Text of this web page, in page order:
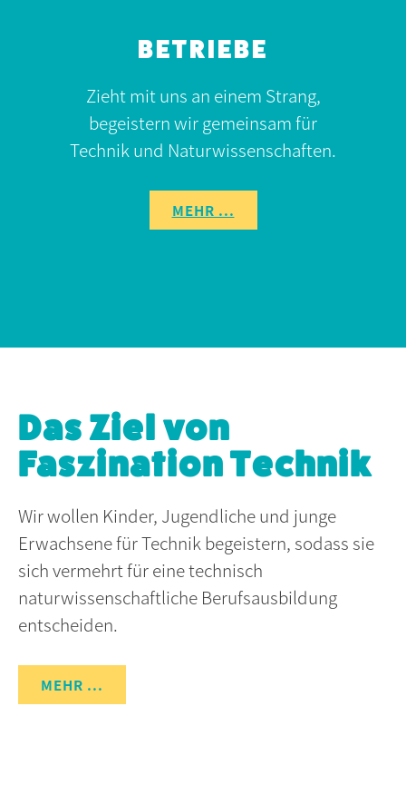
BETRIEBE
Zieht mit uns an einem Strang,
begeistern wir gemeinsam für
Technik und Naturwissenschaften.
MEHR ...
Das Ziel von
Faszination Technik
Wir wollen Kinder, Jugendliche und junge
Erwachsene für Technik begeistern, sodass sie
sich vermehrt für eine technisch
naturwissenschaftliche Berufsausbildung
entscheiden.
MEHR ...